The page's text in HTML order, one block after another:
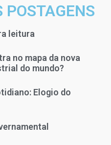
POSTAGENS
leitura
no mapa da nova
do mundo?
Elogio do